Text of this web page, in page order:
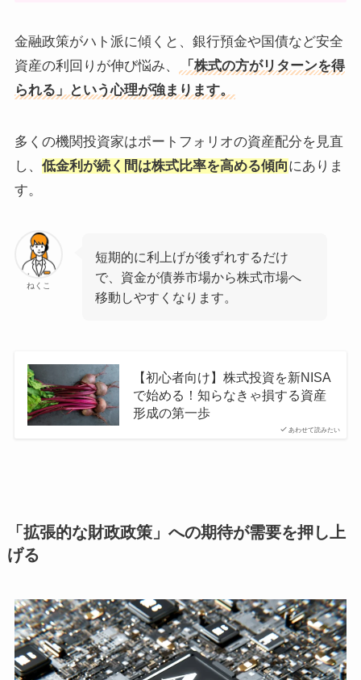
金融政策がハト派に傾くと、銀行預金や国債など安全
資産の利回りが伸び悩み、
「株式の方がリターンを得
られる」という心理が強まります。
多くの機関投資家はポートフォリオの資産配分を見直
し、 低金利が続く間は株式比率を高める傾向にありま
す。
ねくこ
短期的に利上げが後ずれするだけ
で、資金が債券市場から株式市場へ
移動しやすくなります。
あわせて読みたい
【初心者向け】株式投資を新NISA
で始める！知らなきゃ損する資産
形成の第一歩
「拡張的な財政政策」への期待が需要を押し上
げる